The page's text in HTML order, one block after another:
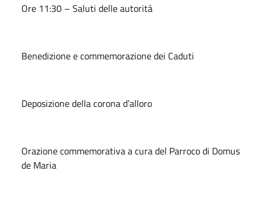
Ore 11:30 – Saluti delle autorità
Benedizione e commemorazione dei Caduti
Deposizione della corona d’alloro
Orazione commemorativa a cura del Parroco di Domus
de Maria